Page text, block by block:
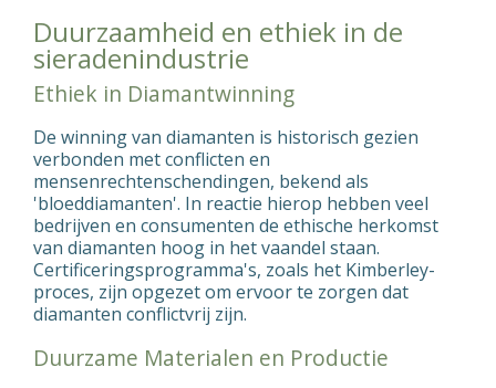
Duurzaamheid en ethiek in de
sieradenindustrie
Ethiek in Diamantwinning
De winning van diamanten is historisch gezien
verbonden met conflicten en
mensenrechtenschendingen, bekend als
'bloeddiamanten'. In reactie hierop hebben veel
bedrijven en consumenten de ethische herkomst
van diamanten hoog in het vaandel staan.
Certificeringsprogramma's, zoals het Kimberley-
proces, zijn opgezet om ervoor te zorgen dat
diamanten conflictvrij zijn.
Duurzame Materialen en Productie